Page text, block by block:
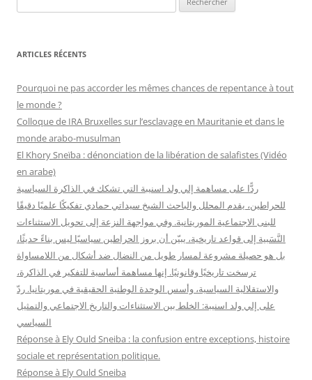
e
h
r
c
h
r
ARTICLES RÉCENTS
Pourquoi ne pas accorder les mêmes chances de repentance à tout
le monde ?
Colloque de IRA Bruxelles sur l’esclavage en Mauritanie et dans le
monde arabo-musulman
El Khory Sneïba : dénonciation de la libération de salafistes (Vidéo
en arabe)
ردًّا على مساهمة إلي ولد اسنيبة التي تشكك في الذاكرة السياسية
للحراطين، يقدم المحلل والباحث الشيخ سيداتي حمادي تفكيكًا علميًا دقيقًا
للبنى الاجتماعية الموريتانية. وفي مواجهة النزعة إلى تحويل الاستثناءات
النَّسَبية إلى قواعد تاريخية، يبيّن أن بروز الحراطين سياسيًا ليس بناءً حديثًا،
بل هو حصيلة مشروعة لمسار طويل من النضال ضد أشكال من اللامساواة
ترسخت تاريخيًا وقانونيًا. إنها مساهمة أساسية للتفكير في الذاكرة،
والاستقلالية السياسية، وأسس الوحدة الوطنية الحقيقية في موريتانيا. ردّ
على إلي ولد اسنيبة: الخلط بين الاستثناءات والتاريخ الاجتماعي والتمثيل
السياسي
Réponse à Ely Ould Sneiba : la confusion entre exceptions, histoire
sociale et représentation politique.
Réponse à Ely Ould Sneiba